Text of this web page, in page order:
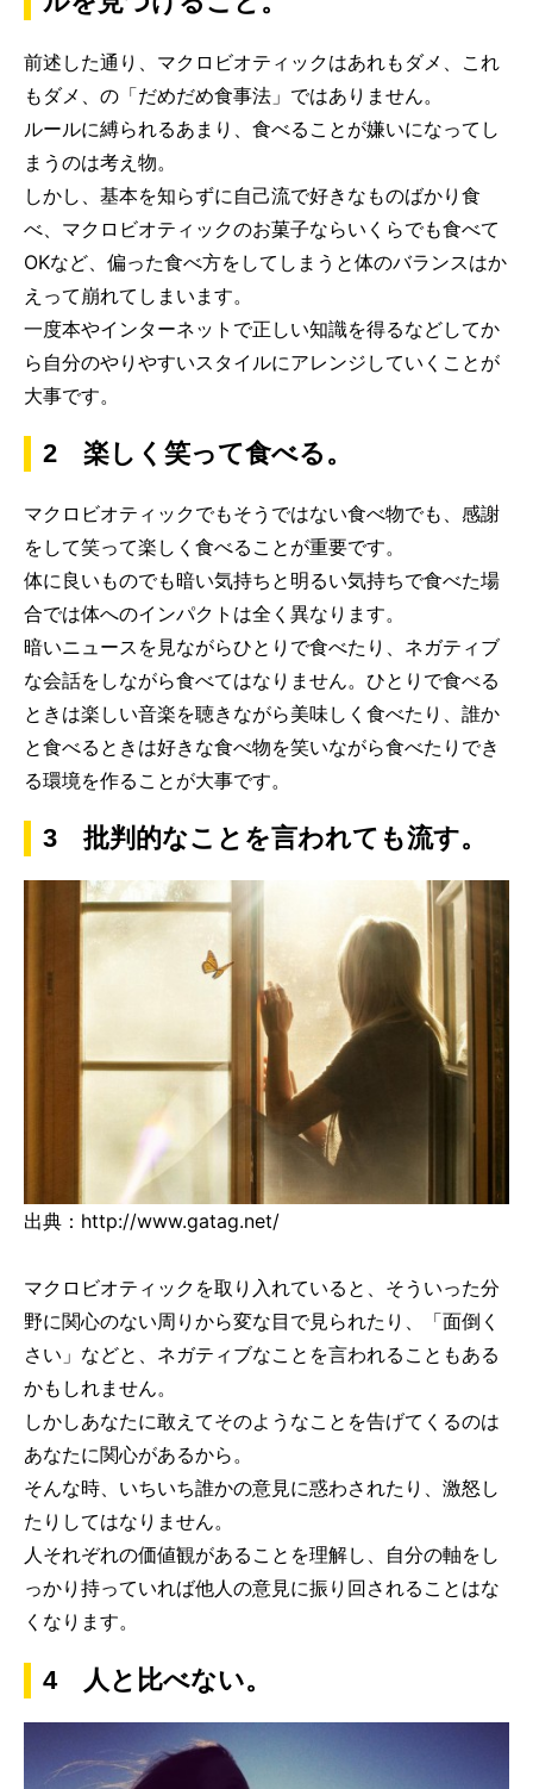
前述した通り、マクロビオティックはあれもダメ、これ
もダメ、の「だめだめ食事法」ではありません。
ルールに縛られるあまり、食べることが嫌いになってし
まうのは考え物。
しかし、基本を知らずに自己流で好きなものばかり食
べ、マクロビオティックのお菓子ならいくらでも食べて
OKなど、偏った食べ方をしてしまうと体のバランスはか
えって崩れてしまいます。
一度本やインターネットで正しい知識を得るなどしてか
ら自分のやりやすいスタイルにアレンジしていくことが
大事です。
2 楽しく笑って食べる。
マクロビオティックでもそうではない食べ物でも、感謝
をして笑って楽しく食べることが重要です。
体に良いものでも暗い気持ちと明るい気持ちで食べた場
合では体へのインパクトは全く異なります。
暗いニュースを見ながらひとりで食べたり、ネガティブ
な会話をしながら食べてはなりません。ひとりで食べる
ときは楽しい音楽を聴きながら美味しく食べたり、誰か
と食べるときは好きな食べ物を笑いながら食べたりでき
る環境を作ることが大事です。
3 批判的なことを言われても流す。
出典：http://www.gatag.net/
マクロビオティックを取り入れていると、そういった分
野に関心のない周りから変な目で見られたり、「面倒く
さい」などと、ネガティブなことを言われることもある
かもしれません。
しかしあなたに敢えてそのようなことを告げてくるのは
あなたに関心があるから。
そんな時、いちいち誰かの意見に惑わされたり、激怒し
たりしてはなりません。
人それぞれの価値観があることを理解し、自分の軸をし
っかり持っていれば他人の意見に振り回されることはな
くなります。
4 人と比べない。